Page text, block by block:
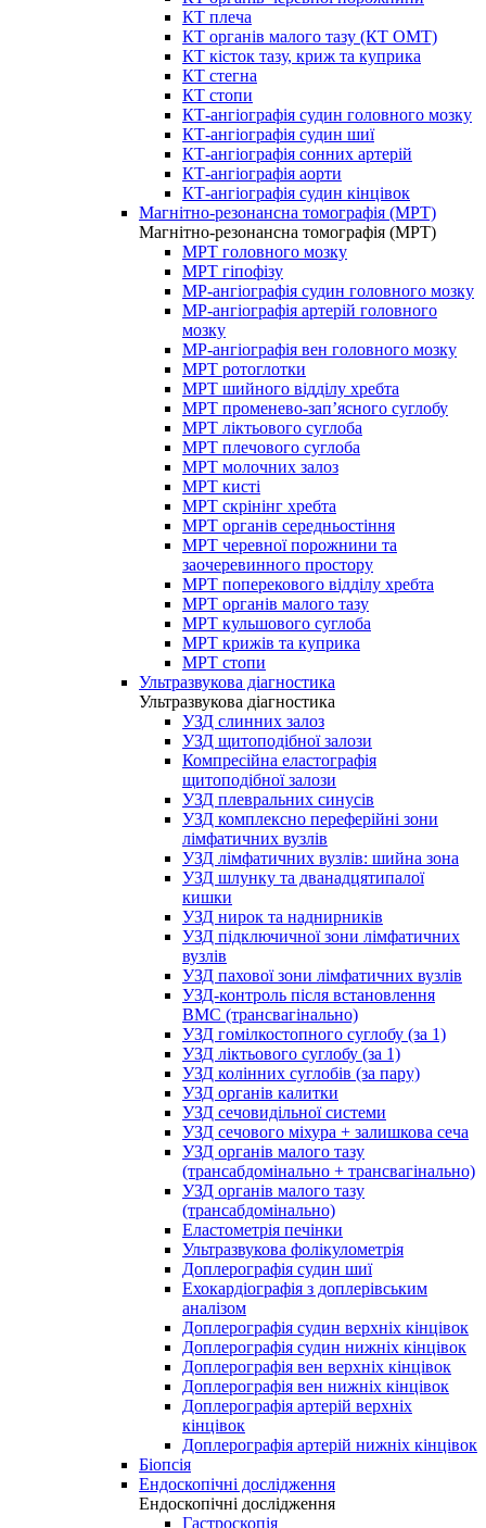
КТ плеча
КТ органів малого тазу (КТ ОМТ)
КТ кісток тазу, криж та куприка
КТ стегна
КТ стопи
КТ-ангіографія судин головного мозку
КТ-ангіографія судин шиї
КТ-ангіографія сонних артерій
КТ-ангіографія аорти
КТ-ангіографія судин кінцівок
Магнітно-резонансна томографія (МРТ)
Магнітно-резонансна томографія (МРТ)
МРТ головного мозку
МРТ гіпофізу
МР-ангіографія судин головного мозку
МР-ангіографія артерій головного
мозку
МР-ангіографія вен головного мозку
МРТ ротоглотки
МРТ шийного відділу хребта
МРТ променево-зап’ясного суглобу
МРТ ліктьового суглоба
МРТ плечового суглоба
МРТ молочних залоз
МРТ кисті
МРТ скрінінг хребта
МРТ органів середньостіння
МРТ черевної порожнини та
заочеревинного простору
МРТ поперекового відділу хребта
МРТ органів малого тазу
МРТ кульшового суглоба
МРТ крижів та куприка
МРТ стопи
Ультразвукова діагностика
Ультразвукова діагностика
УЗД слинних залоз
УЗД щитоподібної залози
Компресійна еластографія
щитоподібної залози
УЗД плевральних синусів
УЗД комплексно переферійні зони
лімфатичних вузлів
УЗД лімфатичних вузлів: шийна зона
УЗД шлунку та дванадцятипалої
кишки
УЗД нирок та наднирників
УЗД підключичної зони лімфатичних
вузлів
УЗД пахової зони лімфатичних вузлів
УЗД-контроль після встановлення
ВМС (трансвагінально)
УЗД гомілкостопного суглобу (за 1)
УЗД ліктьового суглобу (за 1)
УЗД колінних суглобів (за пару)
УЗД органів калитки
УЗД сечовидільної системи
УЗД сечового міхура + залишкова сеча
УЗД органів малого тазу
(трансабдомінально + трансвагінально)
УЗД органів малого тазу
(трансабдомінально)
Еластометрія печінки
Ультразвукова фолікулометрія
Доплерографія судин шиї
Ехокардіографія з доплерівським
аналізом
Доплерографія судин верхніх кінцівок
Доплерографія судин нижніх кінцівок
Доплерографія вен верхніх кінцівок
Доплерографія вен нижніх кінцівок
Доплерографія артерій верхніх
кінцівок
Доплерографія артерій нижніх кінцівок
Біопсія
Ендоскопічні дослідження
Ендоскопічні дослідження
Гастроскопія